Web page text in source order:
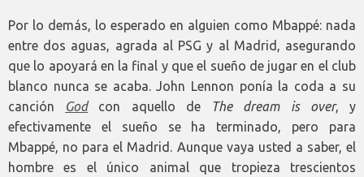
Por lo demás, lo esperado en alguien como Mbappé: nada
entre dos aguas, agrada al PSG y al Madrid, asegurando
que lo apoyará en la final y que el sueño de jugar en el club
blanco nunca se acaba. John Lennon ponía la coda a su
canción God con aquello de The dream is over, y
efectivamente el sueño se ha terminado, pero para
Mbappé, no para el Madrid. Aunque vaya usted a saber, el
hombre es el único animal que tropieza trescientos